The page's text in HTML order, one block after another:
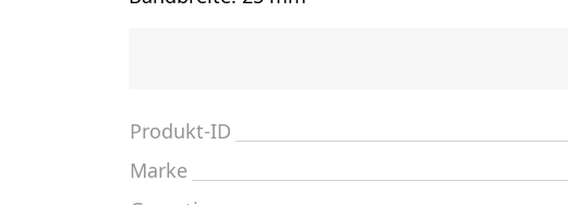
Produkt-ID
Marke